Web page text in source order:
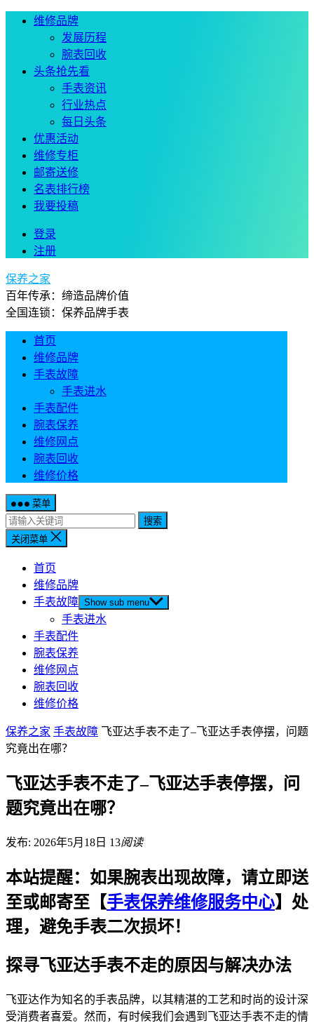
维修品牌
发展历程
腕表回收
头条抢先看
手表资讯
行业热点
每日头条
优惠活动
维修专柜
邮寄送修
名表排行榜
我要投稿
登录
注册
保养之家
百年传承：缔造品牌价值
全国连锁：保养品牌手表
首页
维修品牌
手表故障
手表进水
手表配件
腕表保养
维修网点
腕表回收
维修价格
菜单
搜索
关闭菜单
首页
维修品牌
手表故障 Show sub menu
手表进水
手表配件
腕表保养
维修网点
腕表回收
维修价格
保养之家 手表故障 飞亚达手表不走了–飞亚达手表停摆，问题
究竟出在哪？
飞亚达手表不走了–飞亚达手表停摆，问
题究竟出在哪？
发布: 2026年5月18日 13阅读
本站提醒：如果腕表出现故障，请立即送
至或邮寄至【手表保养维修服务中心】处
理，避免手表二次损坏！
探寻飞亚达手表不走的原因与解决办法
飞亚达作为知名的手表品牌，以其精湛的工艺和时尚的设计深
受消费者喜爱。然而，有时候我们会遇到飞亚达手表不走的情